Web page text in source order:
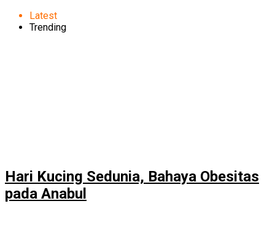
Latest
Trending
Hari Kucing Sedunia, Bahaya Obesitas
pada Anabul